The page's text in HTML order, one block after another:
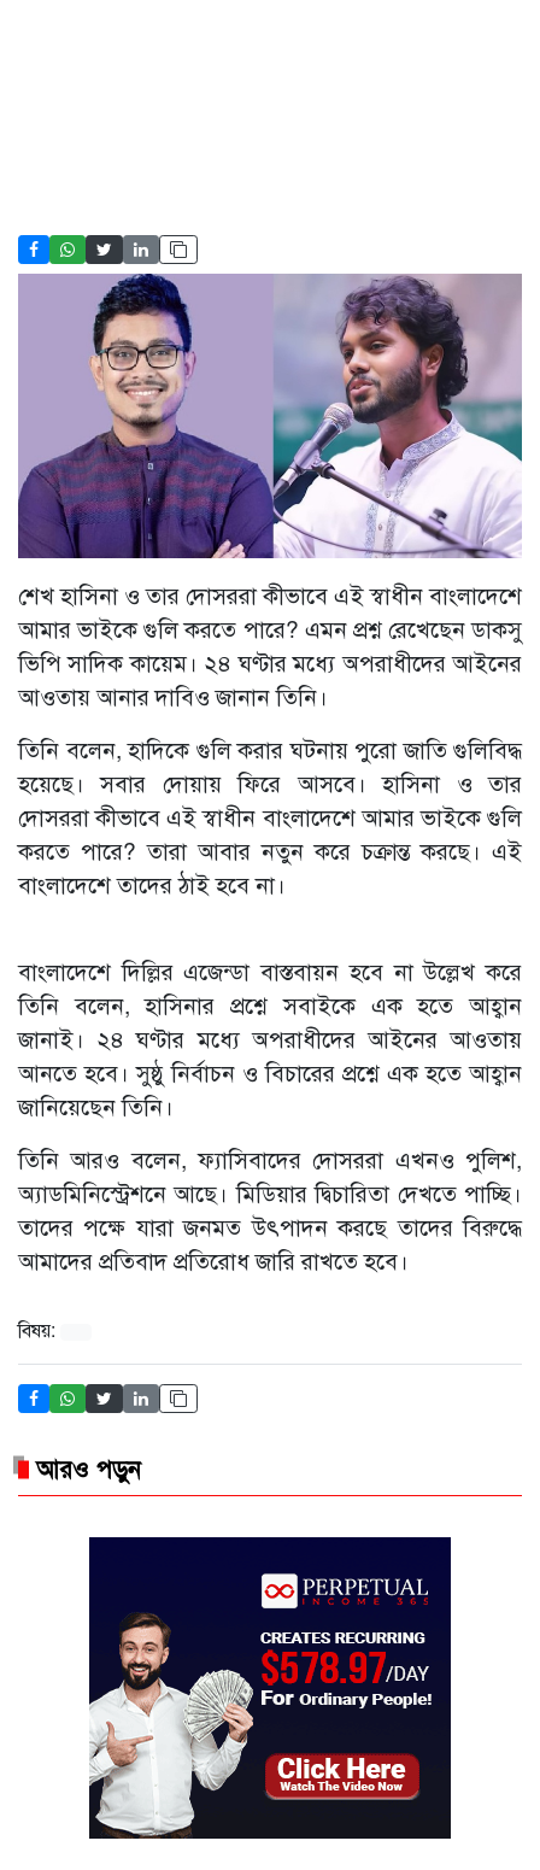
শেখ হাসিনা ও তার দোসররা কীভাবে এই স্বাধীন বাংলাদেশে
আমার ভাইকে গুলি করতে পারে? এমন প্রশ্ন রেখেছেন ডাকসু
ভিপি সাদিক কায়েম। ২৪ ঘণ্টার মধ্যে অপরাধীদের আইনের
আওতায় আনার দাবিও জানান তিনি।
তিনি বলেন, হাদিকে গুলি করার ঘটনায় পুরো জাতি গুলিবিদ্ধ
হয়েছে। সবার দোয়ায় ফিরে আসবে। হাসিনা ও তার
দোসররা কীভাবে এই স্বাধীন বাংলাদেশে আমার ভাইকে গুলি
করতে পারে? তারা আবার নতুন করে চক্রান্ত করছে। এই
বাংলাদেশে তাদের ঠাই হবে না।
বাংলাদেশে দিল্লির এজেন্ডা বাস্তবায়ন হবে না উল্লেখ করে
তিনি বলেন, হাসিনার প্রশ্নে সবাইকে এক হতে আহ্বান
জানাই। ২৪ ঘণ্টার মধ্যে অপরাধীদের আইনের আওতায়
আনতে হবে। সুষ্ঠু নির্বাচন ও বিচারের প্রশ্নে এক হতে আহ্বান
জানিয়েছেন তিনি।
তিনি আরও বলেন, ফ্যাসিবাদের দোসররা এখনও পুলিশ,
অ্যাডমিনিস্ট্রেশনে আছে। মিডিয়ার দ্বিচারিতা দেখতে পাচ্ছি।
তাদের পক্ষে যারা জনমত উৎপাদন করছে তাদের বিরুদ্ধে
আমাদের প্রতিবাদ প্রতিরোধ জারি রাখতে হবে।
বিষয়:
আরও পড়ুন